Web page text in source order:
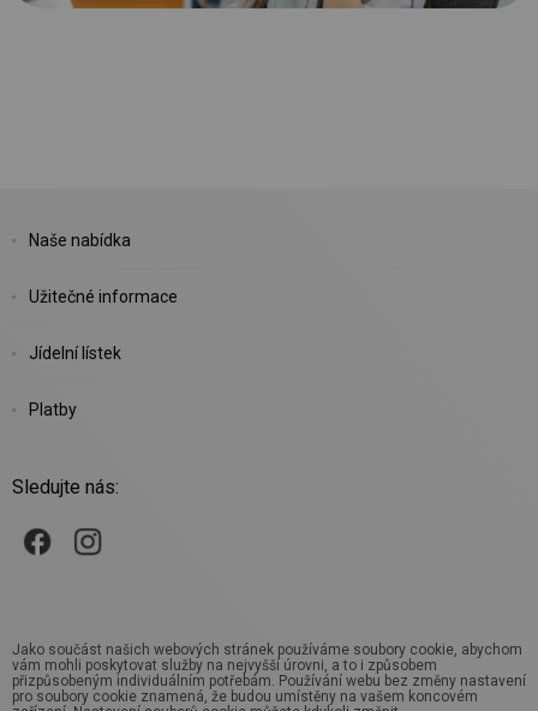
Naše nabídka
Užitečné informace
Jídelní lístek
Platby
Sledujte nás:
Jako součást našich webových stránek používáme soubory cookie, abychom
vám mohli poskytovat služby na nejvyšší úrovni, a to i způsobem
přizpůsobeným individuálním potřebám. Používání webu bez změny nastavení
pro soubory cookie znamená, že budou umístěny na vašem koncovém